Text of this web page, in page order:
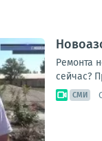
Ремонта
сейчас?
СМИ